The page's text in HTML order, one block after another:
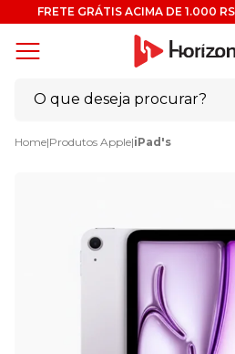
FRETE GRÁTIS ACIMA DE 1.000
Home|Produtos Apple|iPad's